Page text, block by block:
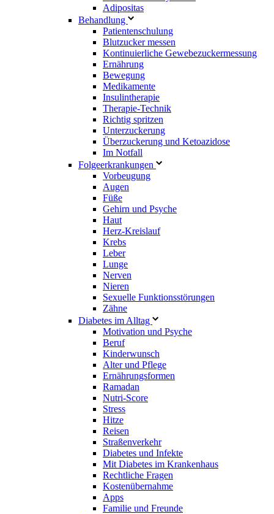
Adipositas
Behandlung
Patientenschulung
Blutzucker messen
Kontinuierliche Gewebezuckermessung
Ernährung
Bewegung
Medikamente
Insulintherapie
Therapie-Technik
Richtig spritzen
Unterzuckerung
Überzuckerung und Ketoazidose
Im Notfall
Folgeerkrankungen
Vorbeugung
Augen
Füße
Gehirn und Psyche
Haut
Herz-Kreislauf
Krebs
Leber
Lunge
Nerven
Nieren
Sexuelle Funktionsstörungen
Zähne
Diabetes im Alltag
Motivation und Psyche
Beruf
Kinderwunsch
Alter und Pflege
Ernährungsformen
Ramadan
Nutri-Score
Stress
Hitze
Reisen
Straßenverkehr
Diabetes und Infekte
Mit Diabetes im Krankenhaus
Rechtliche Fragen
Kostenübernahme
Apps
Familie und Freunde